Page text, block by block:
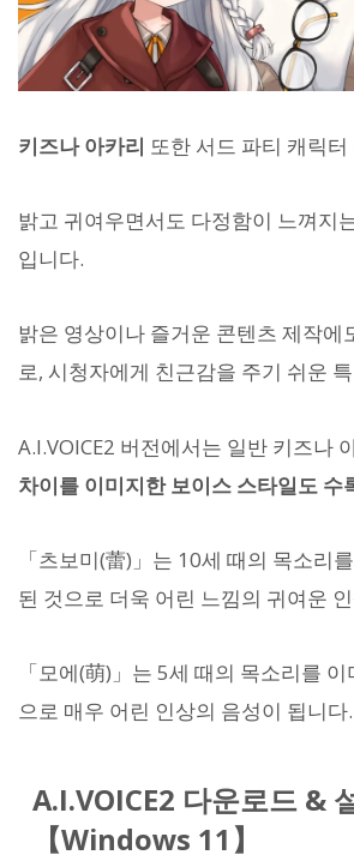
키즈나 아카리 또한 서드 파티 캐릭터
밝고 귀여우면서도 다정함이 느껴지
입니다.
밝은 영상이나 즐거운 콘텐츠 제작에
로, 시청자에게 친근감을 주기 쉬운
A.I.VOICE2 버전에서는 일반 키즈나
차이를 이미지한 보이스 스타일도 수
「츠보미(蕾)」는 10세 때의 목소리
된 것으로 더욱 어린 느낌의 귀여운
「모에(萌)」는 5세 때의 목소리를
으로 매우 어린 인상의 음성이 됩니다.
A.I.VOICE2 다운로드 &
【Windows 11】